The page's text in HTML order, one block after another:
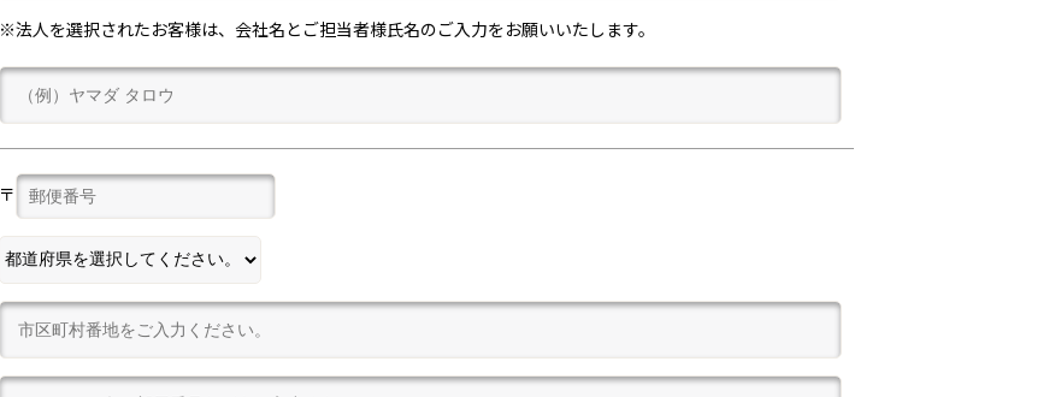
※法人を選択されたお客様は、会社名とご担当者様氏名のご入力をお願いいたします。
〒